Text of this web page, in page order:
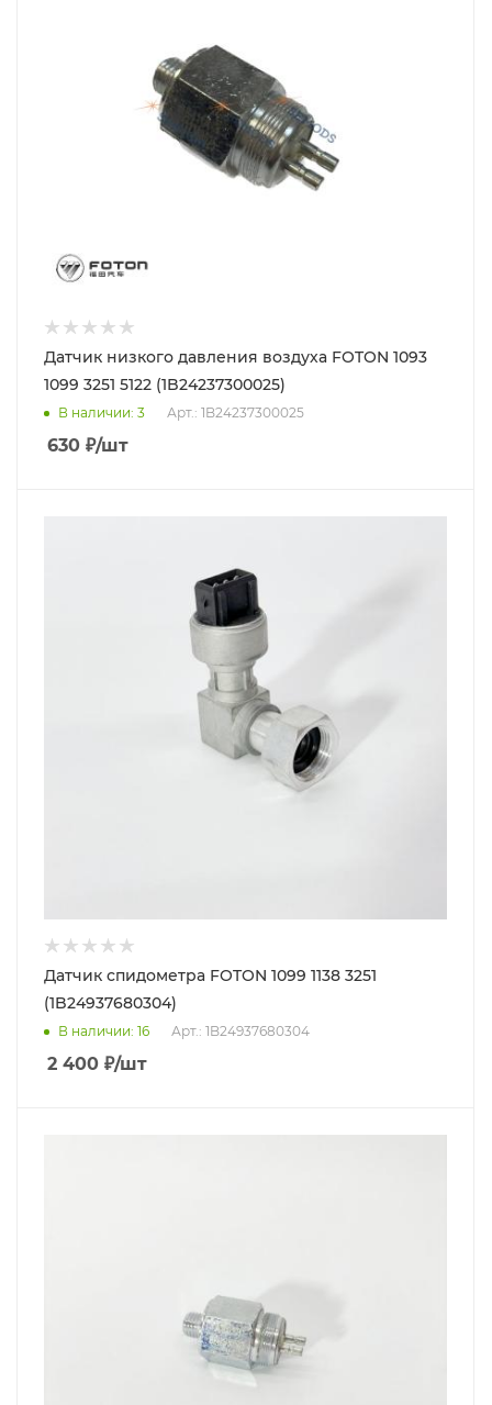
Датчик низкого давления воздуха FOTON 1093
1099 3251 5122 (1B24237300025)
В наличии: 3 Арт.: 1B24237300025
630 ₽/шт
Датчик спидометра FOTON 1099 1138 3251
(1B24937680304)
В наличии: 16 Арт.: 1B24937680304
2 400 ₽/шт